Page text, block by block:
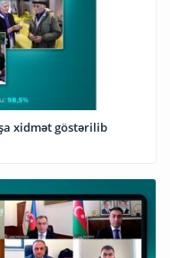
xidmət göstərilib